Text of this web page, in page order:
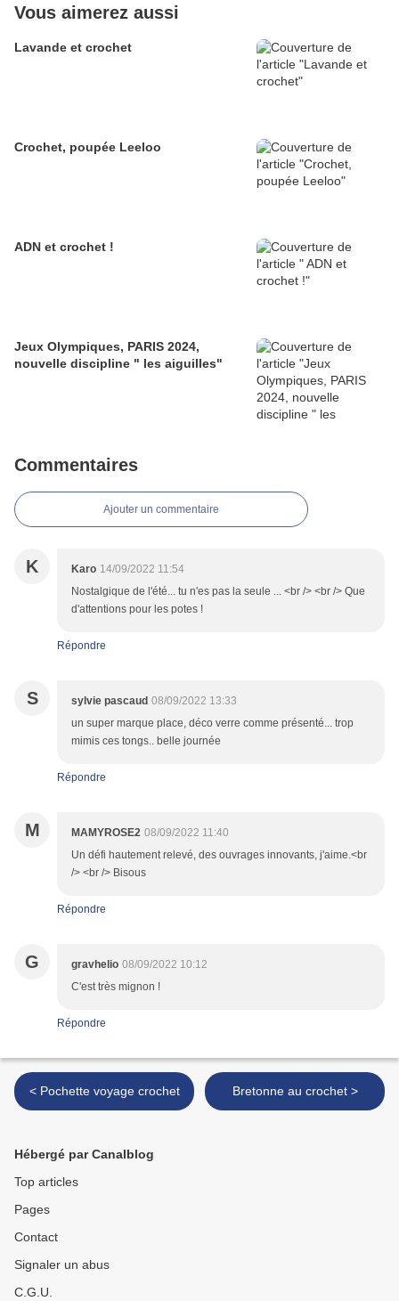
Vous aimerez aussi
Lavande et crochet
Crochet, poupée Leeloo
ADN et crochet !
Jeux Olympiques, PARIS 2024,
nouvelle discipline " les aiguilles"
Commentaires
Ajouter un commentaire
K Karo 14/09/2022 11:54
Nostalgique de l'été... tu n'es pas la seule ... <br /> <br /> Que
d'attentions pour les potes !
Répondre
S sylvie pascaud 08/09/2022 13:33
un super marque place, déco verre comme présenté... trop
mimis ces tongs.. belle journée
Répondre
M MAMYROSE2 08/09/2022 11:40
Un défi hautement relevé, des ouvrages innovants, j'aime.<br
/> <br /> Bisous
Répondre
G gravhelio 08/09/2022 10:12
C'est très mignon !
Répondre
< Pochette voyage crochet Bretonne au crochet >
Hébergé par Canalblog
Top articles
Pages
Contact
Signaler un abus
C.G.U.